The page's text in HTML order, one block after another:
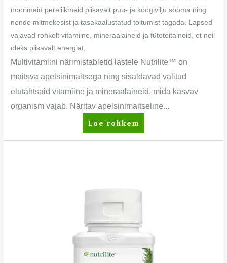
noorimaid pereliikmeid piisavalt puu- ja köögivilju sööma ning
nende mitmekesist ja tasakaalustatud toitumist tagada. Lapsed
vajavad rohkelt vitamiine, mineraalaineid ja fütotoitaineid, et neil
oleks piisavalt energiat,
Multivitamiini närimistabletid lastele Nutrilite™ on
maitsva apelsinimaitsega ning sisaldavad valitud
elutähtsaid vitamiine ja mineraalaineid, mida kasvav
organism vajab. Näritav apelsinimaitseline...
Loe rohkem